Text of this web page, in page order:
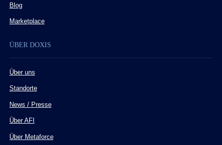
Blog
Marketplace
ÜBER DOXIS
Über uns
Standorte
News / Presse
Über AFI
Über Metaforce